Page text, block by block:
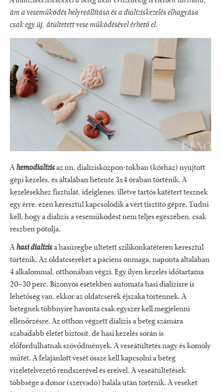
ám a veseműködés helyreállítása és a dialíziskezelés elhagyása
csak egy új, átültetett vese működésével érhető el.
Ahemodialízisaz ún. dialízisközpon-tokban (kórház) nyújtott
gépi kezelés, és általában hetente 3x4 órában történik. A
kezelésekhez fisztulát, ideiglenes, illetve tartós katétert tesznek
egy érre, ezen keresztül kapcsolódik a vért tisztító gépre. Tudni
kell, hogy a dialízis a veseműködést nem teljes egészében, csak
részben pótolja.
Ahasi dialízisa hasüregbe ültetett szilikonkatéteren keresztül
történik. Az oldatcseréket a páciens önmaga, naponta általában
4 alkalommal, otthonában végzi. Egy ilyen kezelés időtartama
20–30 perc. Bizonyos esetekben automata hasi dialízisre is
lehetőség van, ekkor az oldatcserék éjszaka történnek. A
betegnek többnyire havonta csak egyszer kell megjelenni
ellenőrzésre. Az otthon végzett dialízis a beteg számára
szabadabb életet biztosít, de hasi kezelés során is
előfordulhatnak szövődmények. A veseátültetés nagy és komoly
műtét. A felajánlott vesét össze kell kapcsolni a beteg
vizeletelvezető rendszerével és ereivel. A veseátültetések
többsége a donor (szervadó) halála után történik. A veséket